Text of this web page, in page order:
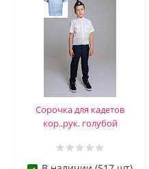
Сорочка для кадетов
кор..рук. голубой